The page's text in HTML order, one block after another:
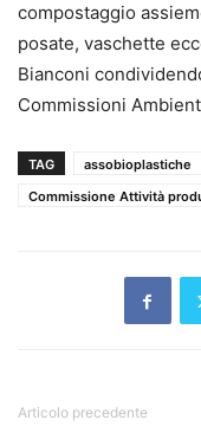
compostaggio
posate, vaschette
Bianconi
Commissioni
TAG assobioplastiche
Commissione Attività
Articolo precedente